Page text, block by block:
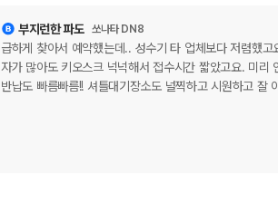
부지런한 파도 쏘나타 DN8
급하게 찾아서 예약했는데.. 성수기 타 업체보다 저렴했
자가 많아도 키오스크 넉넉해서 접수시간 짧았고요. 미리
반납도 빠름빠름!! 셔틀대기장소도 널찍하고 시원하고 잘